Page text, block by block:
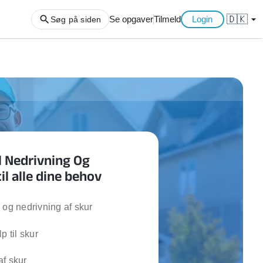
af haveaffald
af storskrald
af køkken
Søg på siden Se opgaverTilmeld Login 🇩🇰 arrow_drop_down
Nedrivning Og
alle dine behov
og nedrivning af skur
til skur
skur